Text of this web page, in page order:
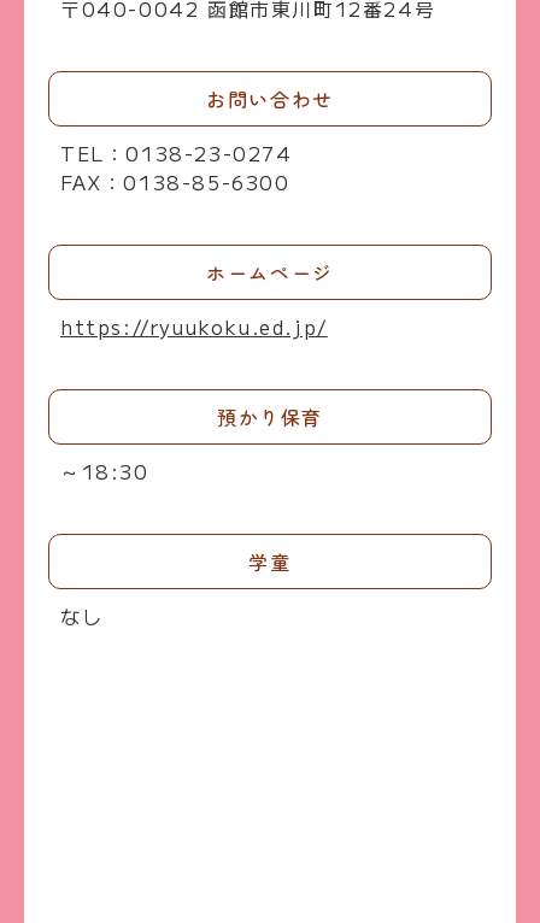
〒040-0042 函館市東川町12番24号
お問い合わせ
TEL：0138-23-0274
FAX：0138-85-6300
ホームページ
https://ryuukoku.ed.jp/
預かり保育
～18:30
学童
なし